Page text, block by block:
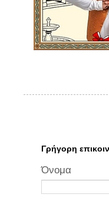
Γρήγορη
Όνομα